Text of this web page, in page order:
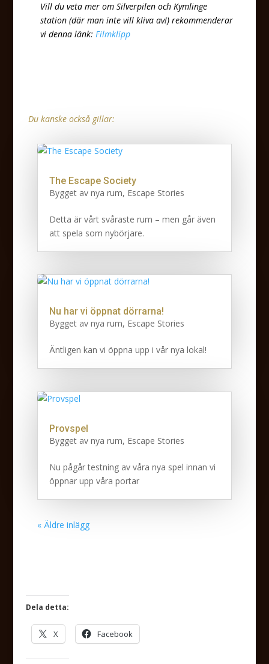
Vill du veta mer om Silverpilen och Kymlinge
station (där man inte vill kliva av!) rekommenderar
vi denna länk: Filmklipp
Du kanske också gillar:
The Escape Society
Bygget av nya rum, Escape Stories
Detta är vårt svåraste rum – men går även
att spela som nybörjare.
Nu har vi öppnat dörrarna!
Bygget av nya rum, Escape Stories
Äntligen kan vi öppna upp i vår nya lokal!
Provspel
Bygget av nya rum, Escape Stories
Nu pågår testning av våra nya spel innan vi
öppnar upp våra portar
« Äldre inlägg
Dela detta:
X Facebook